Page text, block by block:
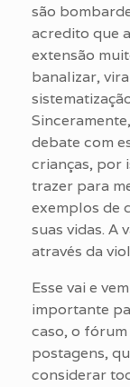
são
acredito que
extensão
banalizar,
debate com
crianças, por
trazer para
exemplos de
suas vidas. A
através da
Esse vai e
importante
caso, o
postagens,
considerar